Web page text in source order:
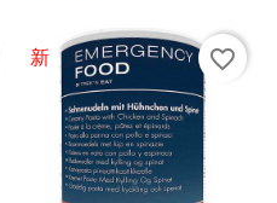
新 favorite_border